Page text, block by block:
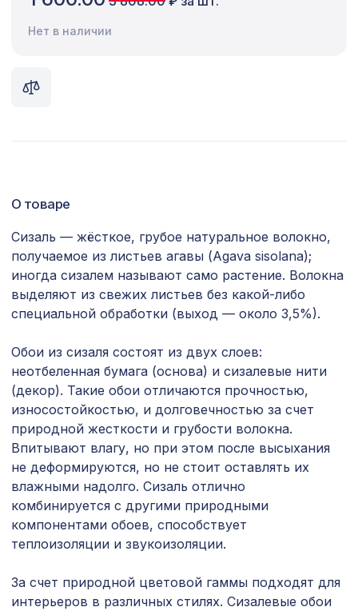
ДАМАСКО, венге
Перфорированная панель ГОТИКА,
2800х1250мм, ХДФ, без отделки
6344 ₽
ПОРТАЛ КВАДРО, венге 6629 ₽
Натуральные обои Cosca Traditional
Prints L5037, 0,91 x 6,2 м
4763 ₽
Перфорированная потолочная плита
РОМАНИКО КАРЕ, 595х595мм, ХДФ,
Перфорированная панель КВАДРО
11-45, 1400х780мм, ХДФ, белая
2118 ₽
Перфорированная панель АБАКО,
2800х1250мм, ХДФ, без отделки
светлый
Нет в наличии
О товаре
Сизаль — жёсткое, грубое натуральное волокно,
получаемое из листьев агавы (Agava sisolana);
иногда сизалем называют само растение. Волокна
выделяют из свежих листьев без какой-либо
специальной обработки (выход — около 3,5%).
Обои из сизаля состоят из двух слоев:
неотбеленная бумага (основа) и сизалевые нити
(декор). Такие обои отличаются прочностью,
износостойкостью, и долговечностью за счет
природной жесткости и грубости волокна.
Впитывают влагу, но при этом после высыхания
не деформируются, но не стоит оставлять их
влажными надолго. Сизаль отлично
комбинируется с другими природными
компонентами обоев, способствует
теплоизоляции и звукоизоляции.
За счет природной цветовой гаммы подходят для
интерьеров в различных стилях. Сизалевые обои